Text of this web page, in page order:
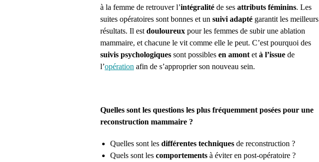
à la femme de retrouver l’intégralité de ses attributs féminins. Les
suites opératoires sont bonnes et un suivi adapté garantit les meilleurs
résultats. Il est douloureux pour les femmes de subir une ablation
mammaire, et chacune le vit comme elle le peut. C’est pourquoi des
suivis psychologiques sont possibles en amont et à l’issue de
l’opération afin de s’approprier son nouveau sein.
Quelles sont les questions les plus fréquemment posées pour une
reconstruction mammaire ?
Quelles sont les différentes techniques de reconstruction ?
Quels sont les comportements à éviter en post-opératoire ?